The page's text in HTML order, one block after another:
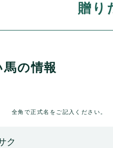
贈り
の情報
全角で正式名をご記入ください。